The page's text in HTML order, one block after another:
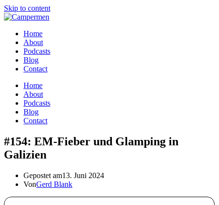
Skip to content
Home
About
Podcasts
Blog
Contact
Home
About
Podcasts
Blog
Contact
#154: EM-Fieber und Glamping in
Galizien
Gepostet am13. Juni 2024
VonGerd Blank